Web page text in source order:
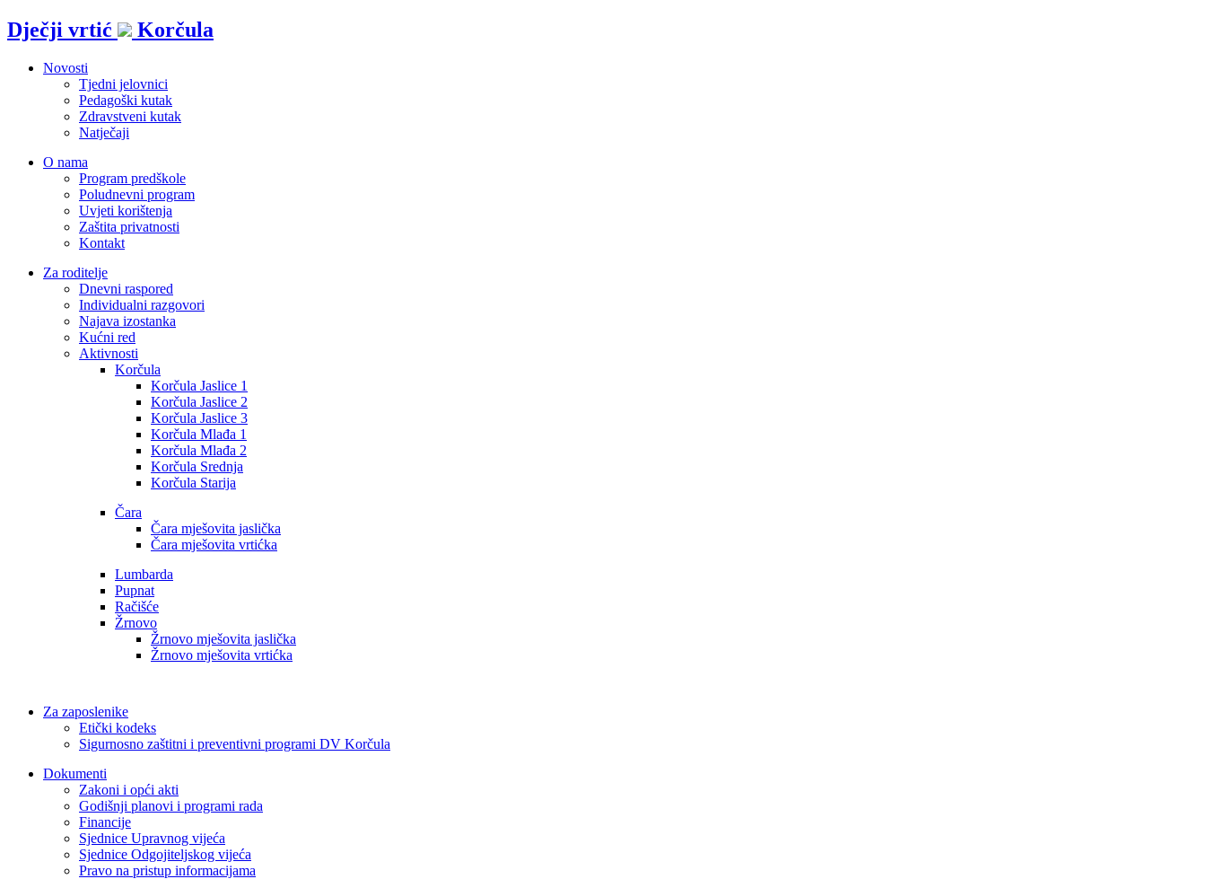
Idi
na
Dječji vrtić Korčula
Novosti
Tjedni jelovnici
Pedagoški kutak
Zdravstveni kutak
Natječaji
O nama
Program predškole
Poludnevni program
Uvjeti korištenja
Zaštita privatnosti
Kontakt
Za roditelje
Dnevni raspored
Individualni razgovori
Najava izostanka
Kućni red
Aktivnosti
Korčula
Korčula Jaslice 1
Korčula Jaslice 2
Korčula Jaslice 3
Korčula Mlađa 1
Korčula Mlađa 2
Korčula Srednja
Korčula Starija
Čara
Čara mješovita jaslička
Čara mješovita vrtićka
Lumbarda
Pupnat
Račišće
Žrnovo
Žrnovo mješovita jaslička
Žrnovo mješovita vrtićka
Za zaposlenike
Etički kodeks
Sigurnosno zaštitni i preventivni programi DV Korčula
Dokumenti
Zakoni i opći akti
Godišnji planovi i programi rada
Financije
Sjednice Upravnog vijeća
Sjednice Odgojiteljskog vijeća
Pravo na pristup informacijama